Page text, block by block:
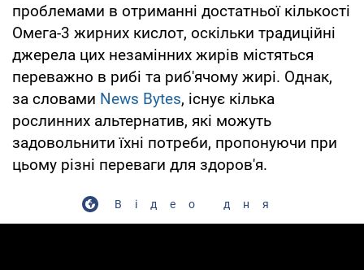
проблемами в отриманні достатньої кількості
Омега-3 жирних кислот, оскільки традиційні
джерела цих незамінних жирів містяться
переважно в рибі та риб'ячому жирі. Однак,
за словами News Bytes, існує кілька
рослинних альтернатив, які можуть
задовольнити їхні потреби, пропонуючи при
цьому різні переваги для здоров'я.
Відео дня